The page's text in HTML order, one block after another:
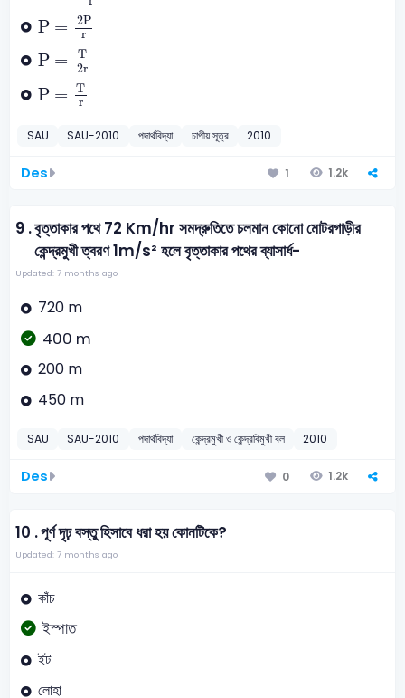
P = 2P
r
P= Pr
P =
T
2r
P= 2r
P =
T
r
P= r
SAU SAU-2010 পদার্থবিদ্যা চাপীয় সূত্র 2010
Des 1 1.2k
9 .বৃত্তাকার পথে 72 Km/hr সমদ্রুতিতে চলমান কোনো মোটরগাড়ীর
কেন্দ্রমুখী ত্বরণ 1m/s² হলে বৃত্তাকার পথের ব্যাসার্ধ-
Updated: 7 months ago
720 m
400 m
200 m
450 m
SAU SAU-2010 পদার্থবিদ্যা কেন্দ্রমুখী ও কেন্দ্রবিমুখী বল 2010
Des 0 1.2k
10 .পূর্ণ দৃঢ় বস্তু হিসাবে ধরা হয় কোনটিকে?
Updated: 7 months ago
কাঁচ
ইস্পাত
ইট
লোহা